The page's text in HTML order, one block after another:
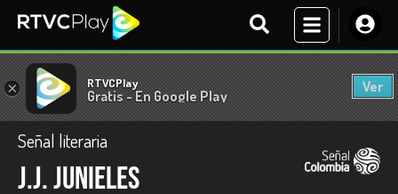
× RTVCPlay
Gratis - En Google Play
Ver
Señal literaria
J.J. Junieles